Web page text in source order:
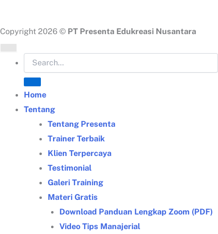
Copyright 2026 © PT Presenta Edukreasi Nusantara
Home
Tentang
Tentang Presenta
Trainer Terbaik
Klien Terpercaya
Testimonial
Galeri Training
Materi Gratis
Download Panduan Lengkap Zoom (PDF)
Video Tips Manajerial